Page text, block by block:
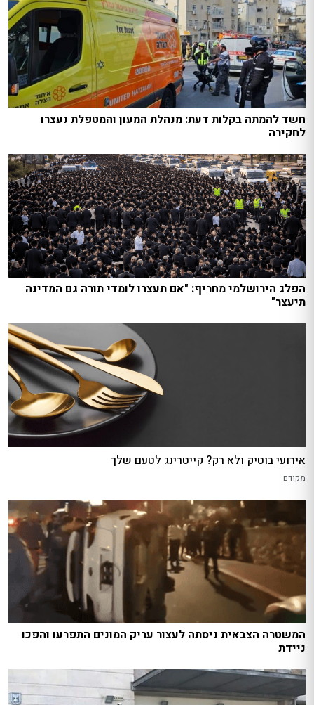
חשד להמתה בקלות דעת: מנהלת המעון והמטפלת נעצרו
לחקירה
הפלג הירושלמי מחריף: "אם תעצרו לומדי תורה גם המדינה
תיעצר"
אירועי בוטיק ולא רק? קייטרינג לטעם שלך
מקודם
המשטרה הצבאית ניסתה לעצור עריק המונים התפרעו והפכו
ניידת